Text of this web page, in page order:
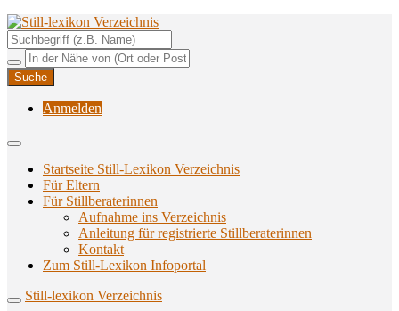
Still-lexikon Verzeichnis
Unterstützungsangebote rund ums Stillen
Anmelden
Startseite Still-Lexikon Verzeichnis
Für Eltern
Für Stillberaterinnen
Aufnahme ins Verzeichnis
Anlei­tung für regis­trier­te Stillberaterinnen
Kon­takt
Zum Still-Lexikon Infoportal
Still-lexikon Verzeichnis